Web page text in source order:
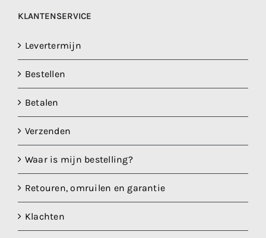
KLANTENSERVICE
Levertermijn
Bestellen
Betalen
Verzenden
Waar is mijn bestelling?
Retouren, omruilen en garantie
Klachten